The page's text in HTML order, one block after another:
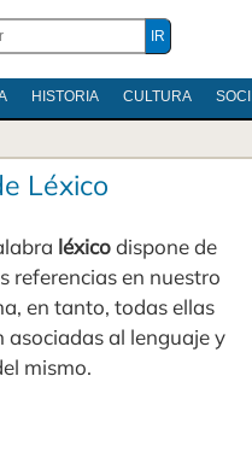
HISTORIA CULTURA
Léxico
léxicodispone de
referencias en nuestro
en tanto, todas ellas
asociadas al lenguaje y
mismo.